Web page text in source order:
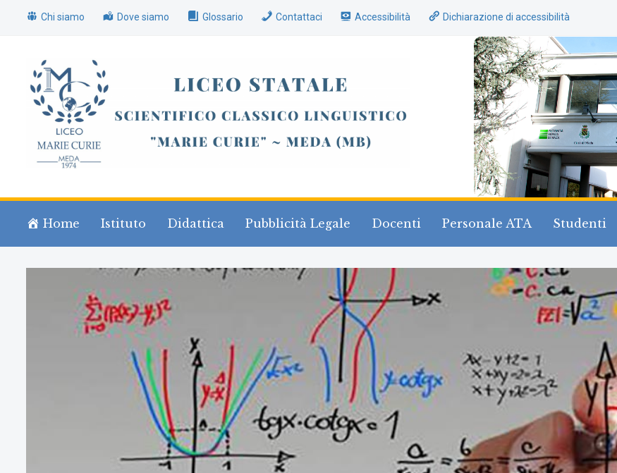
Chi siamo Dove siamo Glossario Contattaci Accessibilità Dichiarazione di accessibilità
Home Istituto Didattica Pubblicità Legale Docenti Personale ATA Studenti